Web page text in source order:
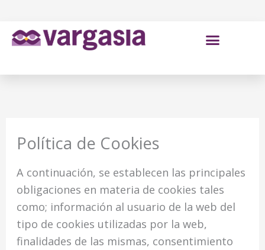
Política de Cookies
A continuación, se establecen las principales
obligaciones en materia de cookies tales
como; información al usuario de la web del
tipo de cookies utilizadas por la web,
finalidades de las mismas, consentimiento